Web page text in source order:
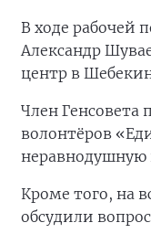
В ходе рабочей
Александр
центр в
Член Генсовета
волонтёров
Кроме того, на
обсудили